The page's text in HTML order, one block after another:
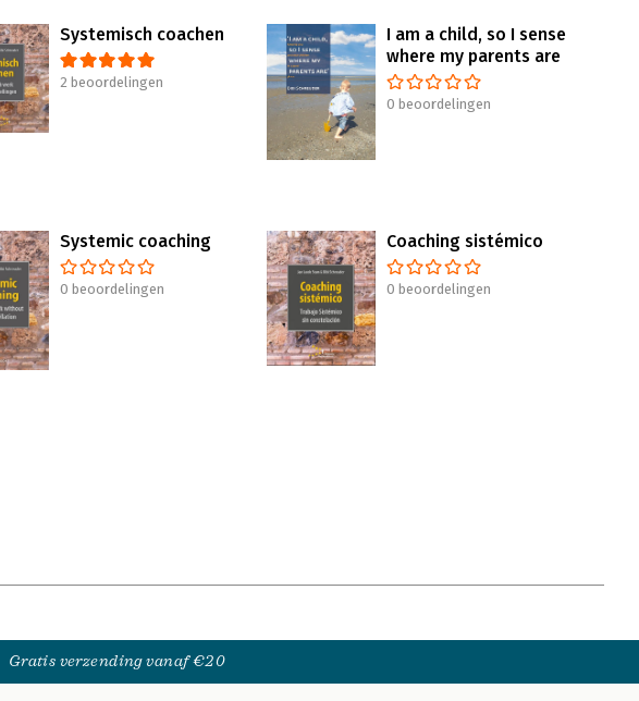
Systemisch coachen
2 beoordelingen
I am a child, so I sense
where my parents are
0 beoordelingen
Systemic coaching
0 beoordelingen
Coaching sistémico
0 beoordelingen
Gratis verzending vanaf €20